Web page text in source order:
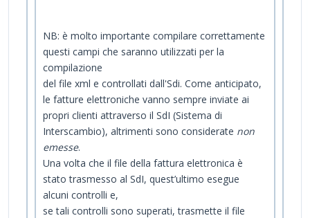
NB: è molto importante compilare correttamente
questi campi che saranno utilizzati per la
compilazione
del file xml e controllati dall'Sdi. Come anticipato,
le fatture elettroniche vanno sempre inviate ai
propri clienti attraverso il SdI (Sistema di
Interscambio), altrimenti sono considerate non
emesse.
Una volta che il file della fattura elettronica è
stato trasmesso al SdI, quest’ultimo esegue
alcuni controlli e,
se tali controlli sono superati, trasmette il file